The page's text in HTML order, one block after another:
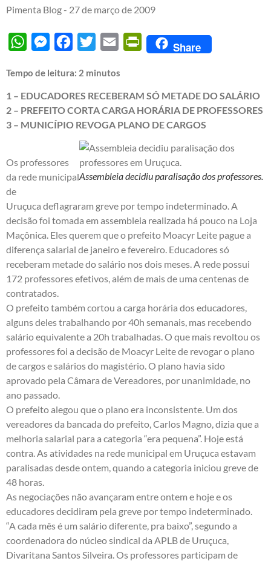
Pimenta Blog - 27 de março de 2009
WhatsAppMessengerFacebook
Twitter Email PrintFriendly
Share
Tempo de leitura: 2 minutos
1 – EDUCADORES RECEBERAM SÓ METADE DO SALÁRIO
2 – PREFEITO CORTA CARGA HORÁRIA DE PROFESSORES
3 – MUNICÍPIO REVOGA PLANO DE CARGOS
Assembleia decidiu paralisação dos professores.
Os professores
da rede municipal
de
Uruçuca deflagraram greve por tempo indeterminado. A
decisão foi tomada em assembleia realizada há pouco na Loja
Maçônica. Eles querem que o prefeito Moacyr Leite pague a
diferença salarial de janeiro e fevereiro. Educadores só
receberam metade do salário nos dois meses. A rede possui
172 professores efetivos, além de mais de uma centenas de
contratados.
O prefeito também cortou a carga horária dos educadores,
alguns deles trabalhando por 40h semanais, mas recebendo
salário equivalente a 20h trabalhadas. O que mais revoltou os
professores foi a decisão de Moacyr Leite de revogar o plano
de cargos e salários do magistério. O plano havia sido
aprovado pela Câmara de Vereadores, por unanimidade, no
ano passado.
O prefeito alegou que o plano era inconsistente. Um dos
vereadores da bancada do prefeito, Carlos Magno, dizia que a
melhoria salarial para a categoria “era pequena”. Hoje está
contra. As atividades na rede municipal em Uruçuca estavam
paralisadas desde ontem, quando a categoria iniciou greve de
48 horas.
As negociações não avançaram entre ontem e hoje e os
educadores decidiram pela greve por tempo indeterminado.
“A cada mês é um salário diferente, pra baixo”, segundo a
coordenadora do núcleo sindical da APLB de Uruçuca,
Divaritana Santos Silveira. Os professores participam de